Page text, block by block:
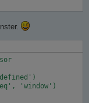
'window')